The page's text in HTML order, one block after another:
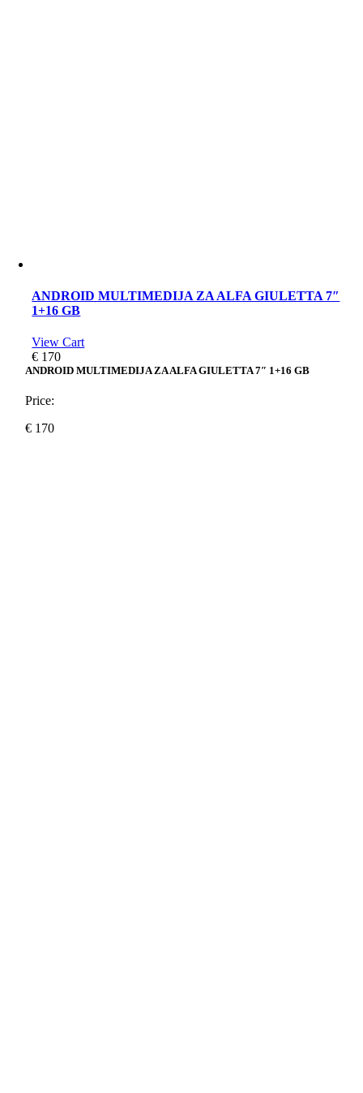
ANDROID MULTIMEDIJA ZA ALFA GIULETTA 7″
1+16 GB
View Cart
€ 170
ANDROID MULTIMEDIJA ZA ALFA GIULETTA 7″ 1+16 GB
Price:
€ 170